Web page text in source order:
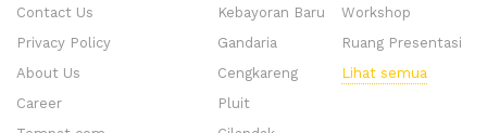
Contact Us
Privacy Policy
About Us
Career
Kebayoran Baru
Gandaria
Cengkareng
Pluit
Workshop
Ruang Presentasi
Lihat semua